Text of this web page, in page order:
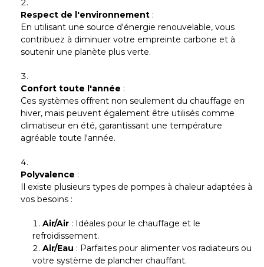
Respect de l'environnement :
En utilisant une source d'énergie renouvelable, vous
contribuez à diminuer votre empreinte carbone et à
soutenir une planète plus verte.
Confort toute l'année :
Ces systèmes offrent non seulement du chauffage en
hiver, mais peuvent également être utilisés comme
climatiseur en été, garantissant une température
agréable toute l'année.
Polyvalence :
Il existe plusieurs types de pompes à chaleur adaptées à
vos besoins :
Air/Air : Idéales pour le chauffage et le
refroidissement.
Air/Eau : Parfaites pour alimenter vos radiateurs ou
votre système de plancher chauffant.